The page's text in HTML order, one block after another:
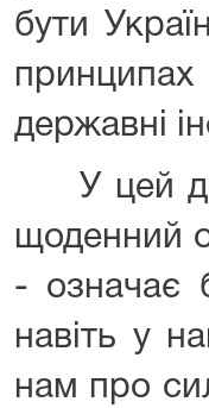
бути
державні
У цей
щоденний
- означає
навіть у
нам про